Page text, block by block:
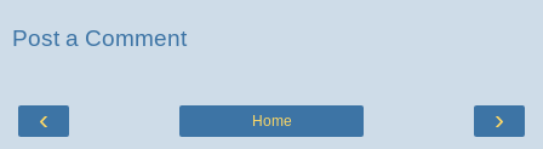
Post a Comment
‹ ›
Home